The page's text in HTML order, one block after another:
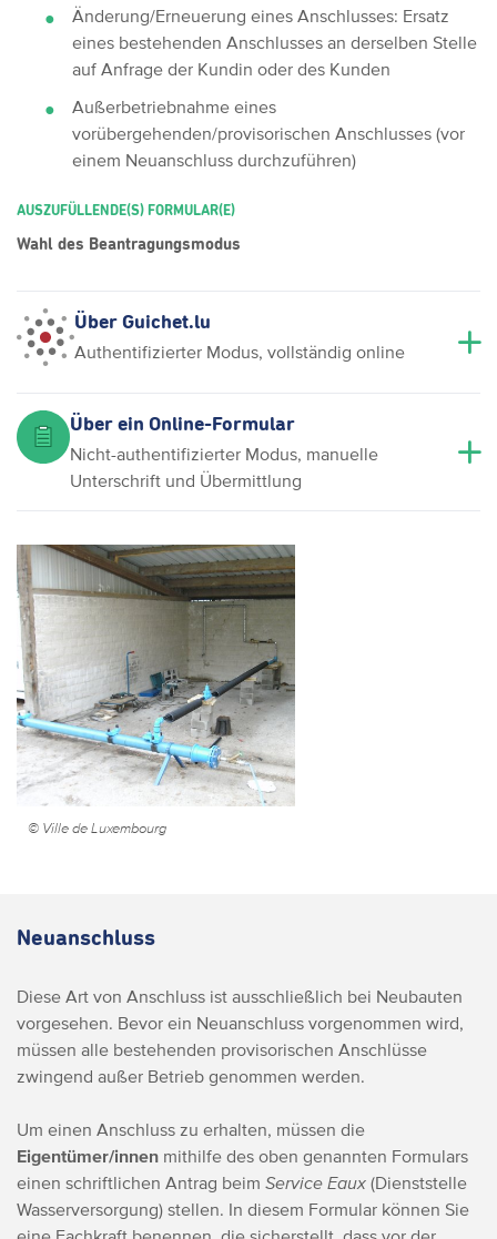
Änderung/Erneuerung eines Anschlusses: Ersatz
eines bestehenden Anschlusses an derselben Stelle
auf Anfrage der Kundin oder des Kunden
Außerbetriebnahme eines
vorübergehenden/provisorischen Anschlusses (vor
einem Neuanschluss durchzuführen)
AUSZUFÜLLENDE(S) FORMULAR(E)
Wahl des Beantragungsmodus
Über Guichet.lu
Authentifizierter Modus, vollständig online
Über ein Online-Formular
Nicht-authentifizierter Modus, manuelle
Unterschrift und Übermittlung
© Ville de Luxembourg
Neuanschluss
Diese Art von Anschluss ist ausschließlich bei Neubauten
vorgesehen. Bevor ein Neuanschluss vorgenommen wird,
müssen alle bestehenden provisorischen Anschlüsse
zwingend außer Betrieb genommen werden.
Um einen Anschluss zu erhalten, müssen die
Eigentümer/innen mithilfe des oben genannten Formulars
einen schriftlichen Antrag beim Service Eaux (Dienststelle
Wasserversorgung) stellen. In diesem Formular können Sie